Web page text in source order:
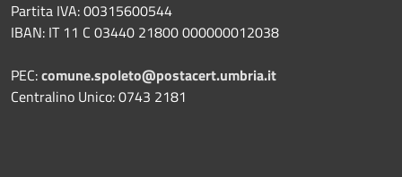
Partita IVA: 00315600544
IBAN: IT 11 C 03440 21800 000000012038
PEC:comune.spoleto@postacert.umbria.it
Centralino Unico: 0743 2181